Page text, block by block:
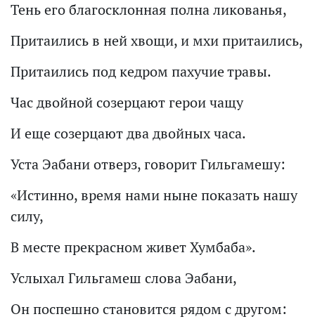
Тень его благосклонная полна ликованья,
Притаились в ней хвощи, и мхи притаились,
Притаились под кедром пахучие травы.
Час двойной созерцают герои чащу
И еще созерцают два двойных часа.
Уста Эабани отверз, говорит Гильгамешу:
«Истинно, время нами ныне показать нашу
силу,
В месте прекрасном живет Хумбаба».
Услыхал Гильгамеш слова Эабани,
Он поспешно становится рядом с другом: